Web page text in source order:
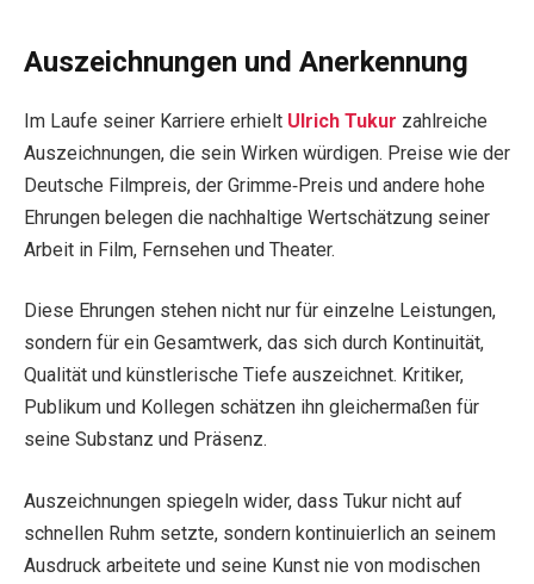
Auszeichnungen und Anerkennung
Im Laufe seiner Karriere erhielt Ulrich Tukur zahlreiche
Auszeichnungen, die sein Wirken würdigen. Preise wie der
Deutsche Filmpreis, der Grimme‑Preis und andere hohe
Ehrungen belegen die nachhaltige Wertschätzung seiner
Arbeit in Film, Fernsehen und Theater.
Diese Ehrungen stehen nicht nur für einzelne Leistungen,
sondern für ein Gesamtwerk, das sich durch Kontinuität,
Qualität und künstlerische Tiefe auszeichnet. Kritiker,
Publikum und Kollegen schätzen ihn gleichermaßen für
seine Substanz und Präsenz.
Auszeichnungen spiegeln wider, dass Tukur nicht auf
schnellen Ruhm setzte, sondern kontinuierlich an seinem
Ausdruck arbeitete und seine Kunst nie von modischen